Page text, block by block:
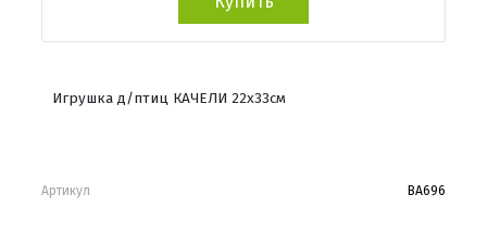
Игрушка д/птиц КАЧЕЛИ 22х33см
Артикул BA696